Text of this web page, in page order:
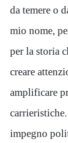
da temere o
mio nome,
per la storia
creare
amplificare
impegno